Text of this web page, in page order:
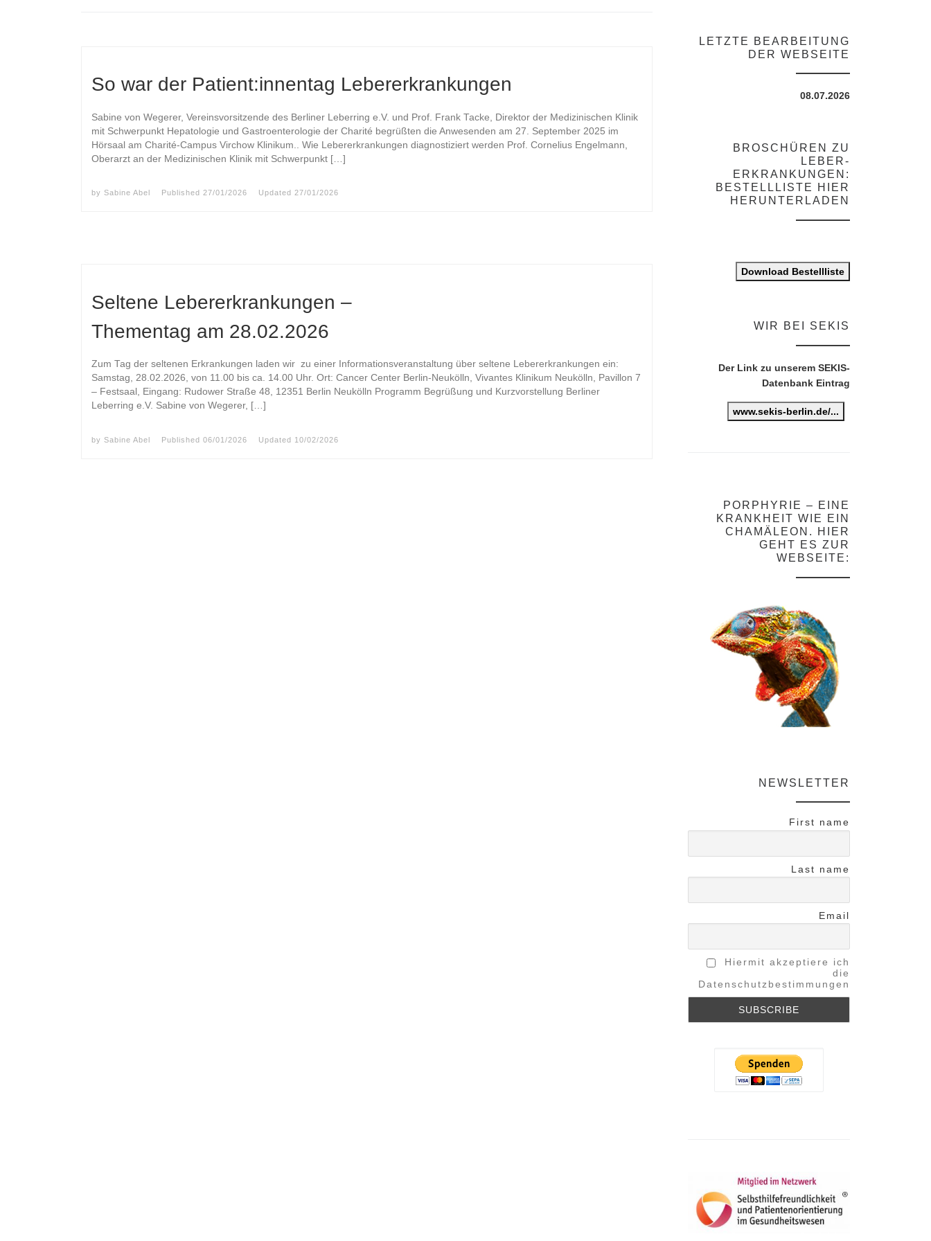
So war der Patient:innentag Lebererkrankungen
Sabine von Wegerer, Vereinsvorsitzende des Berliner Leberring e.V. und Prof. Frank Tacke, Direktor der Medizinischen Klinik
mit Schwerpunkt Hepatologie und Gastroenterologie der Charité begrüßten die Anwesenden am 27. September 2025 im
Hörsaal am Charité-Campus Virchow Klinikum.. Wie Lebererkrankungen diagnostiziert werden Prof. Cornelius Engelmann,
Oberarzt an der Medizinischen Klinik mit Schwerpunkt […]
by Sabine Abel Published 27/01/2026 Updated 27/01/2026
Seltene Lebererkrankungen –
Thementag am 28.02.2026
Zum Tag der seltenen Erkrankungen laden wir zu einer Informationsveranstaltung über seltene Lebererkrankungen ein:
Samstag, 28.02.2026, von 11.00 bis ca. 14.00 Uhr. Ort: Cancer Center Berlin-Neukölln, Vivantes Klinikum Neukölln, Pavillon 7
– Festsaal, Eingang: Rudower Straße 48, 12351 Berlin Neukölln Programm Begrüßung und Kurzvorstellung Berliner
Leberring e.V. Sabine von Wegerer, […]
by Sabine Abel Published 06/01/2026 Updated 10/02/2026
LETZTE BEARBEITUNG
DER WEBSEITE
08.07.2026
BROSCHÜREN ZU
LEBER-
ERKRANKUNGEN:
BESTELLLISTE HIER
HERUNTERLADEN
Download Bestellliste
WIR BEI SEKIS
Der Link zu unserem SEKIS-
Datenbank Eintrag
www.sekis-berlin.de/...
PORPHYRIE – EINE
KRANKHEIT WIE EIN
CHAMÄLEON. HIER
GEHT ES ZUR
WEBSEITE:
NEWSLETTER
First name
Last name
Email
Hiermit akzeptiere ich
die
Datenschutzbestimmungen